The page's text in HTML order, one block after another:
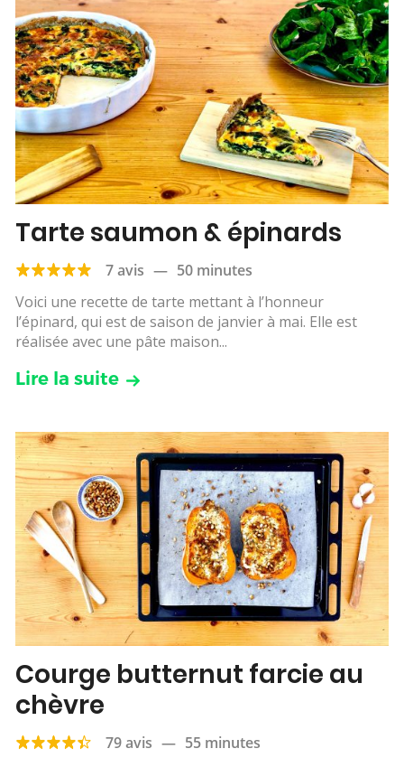
Tarte saumon & épinards
7 avis — 50 minutes
Voici une recette de tarte mettant à l’honneur
l’épinard, qui est de saison de janvier à mai. Elle est
réalisée avec une pâte maison...
Lire la suite
Courge butternut farcie au
chèvre
79 avis — 55 minutes